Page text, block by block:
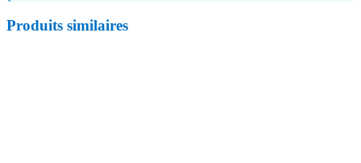
Produits similaires